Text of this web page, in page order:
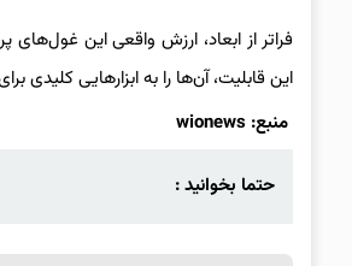
فراتر از ابعاد، ارزش واقعی این
این قابلیت، آن‌ها را به ابزارهایی
منبع: wionews
حتما بخوانید :